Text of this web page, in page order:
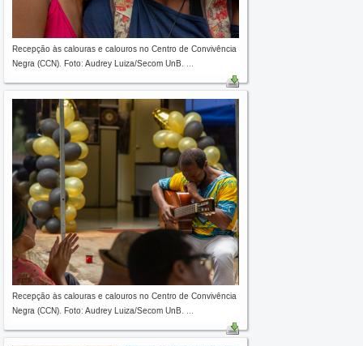
Recepção às calouras e calouros no Centro de Convivência
Negra (CCN). Foto: Audrey Luiza/Secom UnB. ...
Recepção às calouras e calouros no Centro de Convivência
Negra (CCN). Foto: Audrey Luiza/Secom UnB. ...